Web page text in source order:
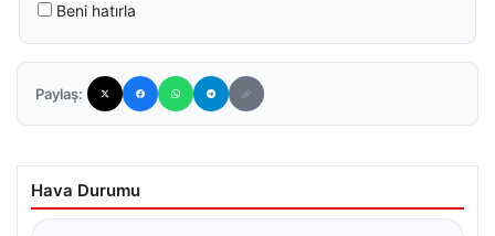
Beni hatırla
Paylaş:
Hava Durumu